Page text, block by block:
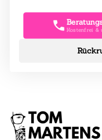
Kostenfrei &